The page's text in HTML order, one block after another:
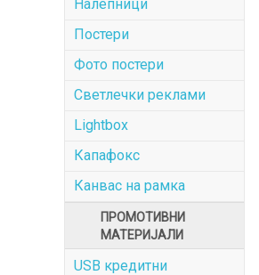
Налепници
Постери
Фото постери
Светлечки реклами
Lightbox
Капафокс
Канвас на рамка
ПРОМОТИВНИ
МАТЕРИЈАЛИ
USB кредитни